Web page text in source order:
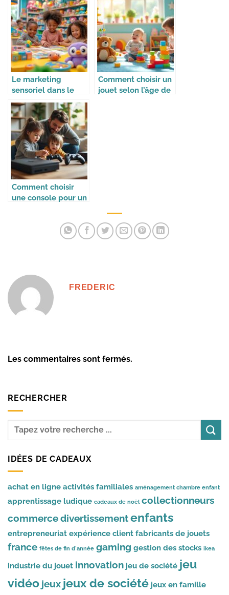
Le marketing
sensoriel dans le
monde du jouet
Comment choisir un
jouet selon l’âge de
Comment choisir
une console pour un
FREDERIC
Les commentaires sont fermés.
RECHERCHER
IDÉES DE CADEAUX
achat en ligne activités familiales aménagement chambre enfant
apprentissage ludique cadeaux de noël collectionneurs
commercedivertissementenfants
entrepreneuriat expérience client fabricants de jouets
france fêtes de fin d'année gaming gestion des stocks ikea
industrie du jouet innovation jeu de société jeu
vidéo jeux jeux de société jeux en famille